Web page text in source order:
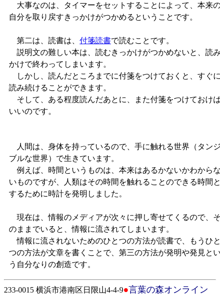
大事なのは、タイマーをセットすることによって、本来
自分を取り戻すきっかけがつかめるということです。
第二は、読書は、 付箋読書で読むことです。
説明文の難しい本は、読むきっかけがつかめないと、読
かけで終わってしまいます。
しかし、読んだところまでに付箋をつけておくと、すぐ
読み続けることができます。
そして、ある程度読んだあとに、また付箋をつけておけ
いいのです。
人間は、身体を持っているので、手に触れる世界（タン
ブルな世界）で生きています。
例えば、時間というものは、本来はあるかないかわから
いものですが、人類はその時間を触れることのできる時間
するために時計を発明しました。
現在は、情報のメディアが次々に押し寄せてくるので、
のままでいると、情報に流されてしまいます。
情報に流されないためのひとつの方法が読書で、もうひ
つの方法が文章を書くことで、第三の方法が発明や発見と
う自分なりの創造です。
233-0015 横浜市港南区日限山4-4-9●言葉の森オンライン